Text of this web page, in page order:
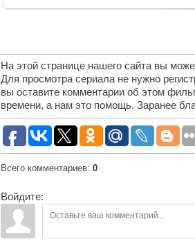
На этой странице нашего сайта вы
Для просмотра сериала не нужно
вы оставите комментарии об этом
времени, а нам это помощь. Заранее
Всего комментариев: 0
Войдите: